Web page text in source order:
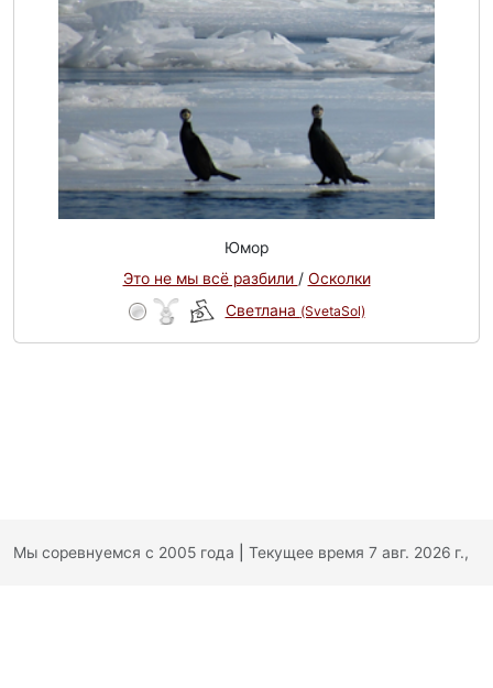
Юмор
Это не мы всё разбили / Осколки
Светлана (SvetaSol)
Мы соревнуемся с 2005 года Текущее время 7 авг. 2026 г.,